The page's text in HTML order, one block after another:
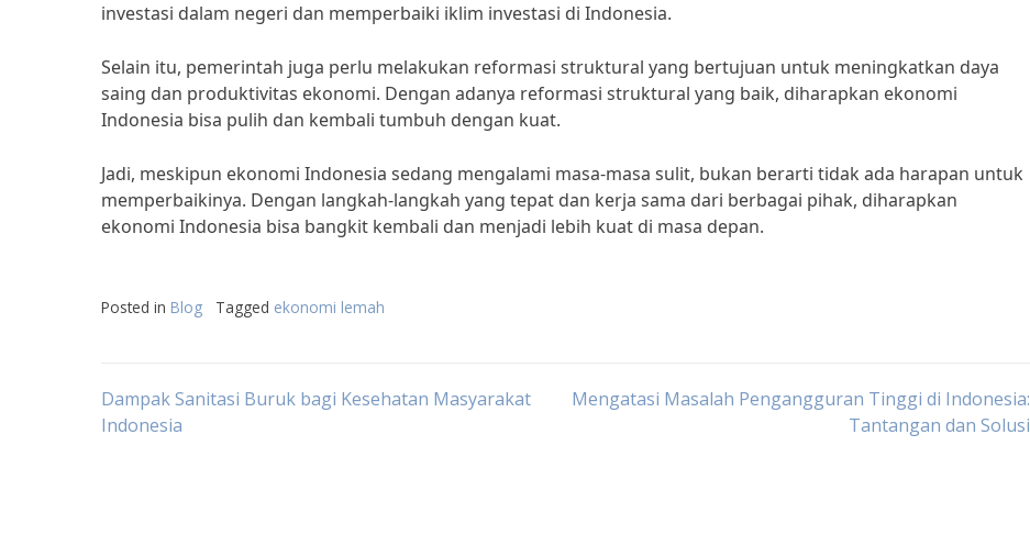
investasi dalam negeri dan memperbaiki iklim investasi di Indonesia.
Selain itu, pemerintah juga perlu melakukan reformasi struktural yang bertujuan untuk meningkatkan daya
saing dan produktivitas ekonomi. Dengan adanya reformasi struktural yang baik, diharapkan ekonomi
Indonesia bisa pulih dan kembali tumbuh dengan kuat.
Jadi, meskipun ekonomi Indonesia sedang mengalami masa-masa sulit, bukan berarti tidak ada harapan untuk
memperbaikinya. Dengan langkah-langkah yang tepat dan kerja sama dari berbagai pihak, diharapkan
ekonomi Indonesia bisa bangkit kembali dan menjadi lebih kuat di masa depan.
Posted in Blog Tagged ekonomi lemah
Post
Dampak Sanitasi Buruk bagi Kesehatan Masyarakat
Indonesia
Mengatasi Masalah Pengangguran Tinggi di Indonesia:
Tantangan dan Solusi